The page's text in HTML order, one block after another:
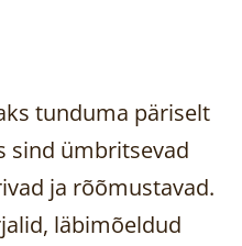
tunduma päriselt
sind ümbritsevad
ja rõõmustavad.
läbimõeldud